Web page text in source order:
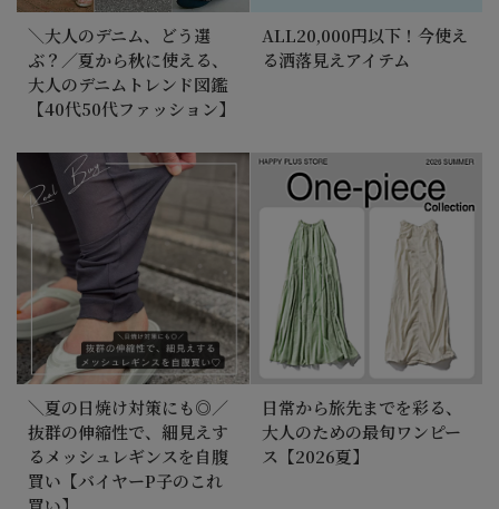
＼大人のデニム、どう選
ぶ？／夏から秋に使える、
大人のデニムトレンド図鑑
【40代50代ファッション】
ALL20,000円以下！今使え
る洒落見えアイテム
＼夏の日焼け対策にも◎／
抜群の伸縮性で、細見えす
るメッシュレギンスを自腹
買い【バイヤーP子のこれ
日常から旅先までを彩る、
大人のための最旬ワンピー
ス【2026夏】